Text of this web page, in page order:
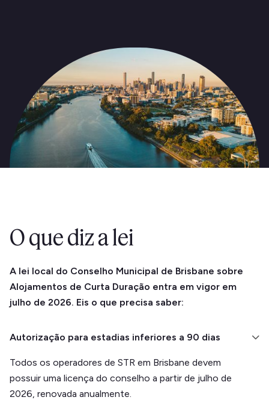
O que diz a lei
A lei local do Conselho Municipal de Brisbane sobre
Alojamentos de Curta Duração entra em vigor em
julho de 2026. Eis o que precisa saber:
Autorização para estadias inferiores a 90 dias
Todos os operadores de STR em Brisbane devem
possuir uma licença do conselho a partir de julho de
2026, renovada anualmente.